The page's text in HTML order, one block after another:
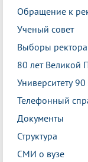
Обращение к
Ученый совет
Выборы ректора
80 лет Великой
Университету 90
Телефонный
Документы
Структура
СМИ о вузе